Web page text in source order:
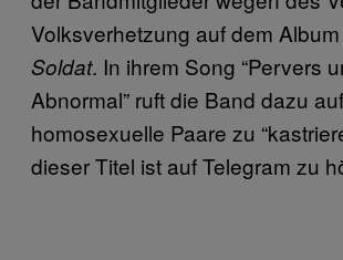
Volksverhetzung auf dem Album
Soldat. In ihrem Song “Pervers
Abnormal” ruft die Band dazu
homosexuelle Paare zu
dieser Titel ist auf Telegram zu